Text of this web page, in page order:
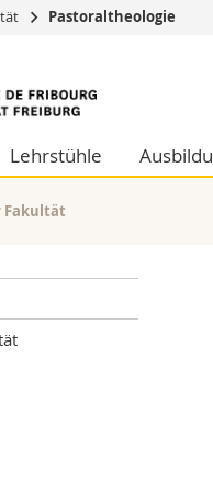
Wirtschafts-
Philosophische
Pastoraltheologie
Lehrstühle
Fakultät